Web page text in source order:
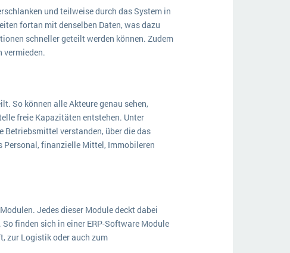
und teilweise durch das System in
fortan mit denselben Daten, was dazu
schneller geteilt werden können. Zudem
vermieden.
So können alle Akteure genau sehen,
freie Kapazitäten entstehen. Unter
Betriebsmittel verstanden, über die das
Personal, finanzielle Mittel, Immobileren
Jedes dieser Module deckt dabei
finden sich in einer ERP-Software Module
zur Logistik oder auch zum